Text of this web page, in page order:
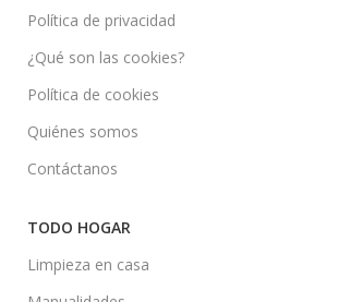
Política de privacidad
¿Qué son las cookies?
Política de cookies
Quiénes somos
Contáctanos
TODO HOGAR
Limpieza en casa